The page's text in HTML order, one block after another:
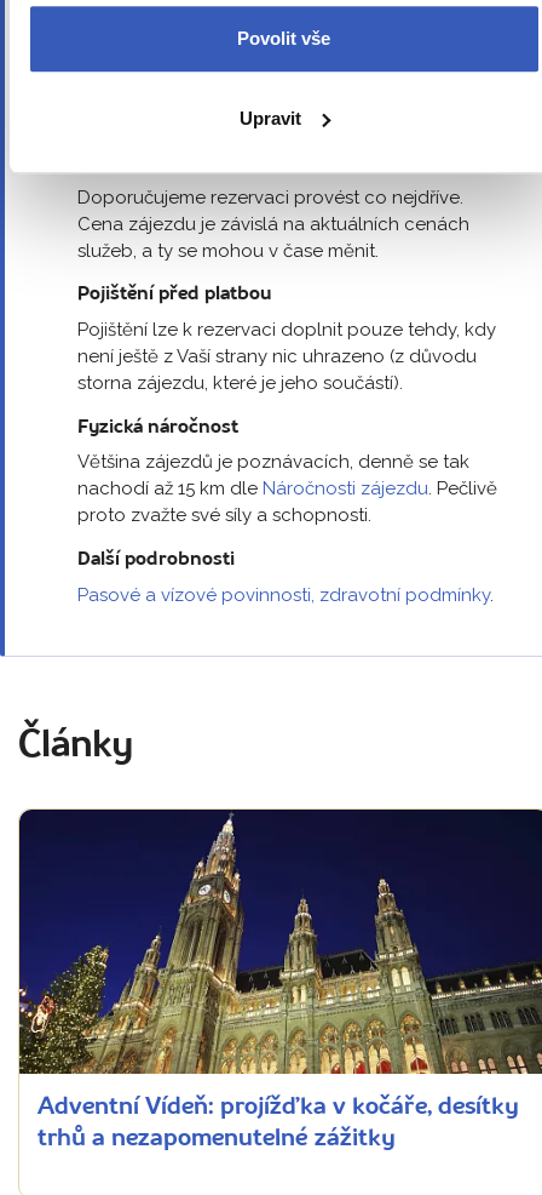
Povolit vše
Upravit
možné si zavazadla na hotelu uschovat.
do e-mailu uvedeného ve Vaší rezervaci.
Doporučujeme rezervaci provést co nejdříve.
Cena zájezdu je závislá na aktuálních cenách
služeb, a ty se mohou v čase měnit.
Pojištění před platbou
Pojištění lze k rezervaci doplnit pouze tehdy, kdy
není ještě z Vaší strany nic uhrazeno (z důvodu
storna zájezdu, které je jeho součástí).
Fyzická náročnost
Většina zájezdů je poznávacích, denně se tak
nachodí až 15 km dle Náročnosti zájezdu. Pečlivě
proto zvažte své síly a schopnosti.
Další podrobnosti
Pasové a vízové povinnosti, zdravotní podmínky.
Články
Adventní Vídeň: projížďka v kočáře, desítky
trhů a nezapomenutelné zážitky